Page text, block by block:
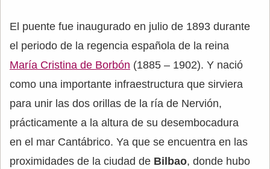
El puente fue inaugurado en julio de 1893 durante
el periodo de la regencia española de la reina
María Cristina de Borbón (1885 – 1902). Y nació
como una importante infraestructura que sirviera
para unir las dos orillas de la ría de Nervión,
prácticamente a la altura de su desembocadura
en el mar Cantábrico. Ya que se encuentra en las
proximidades de la ciudad de Bilbao, donde hubo